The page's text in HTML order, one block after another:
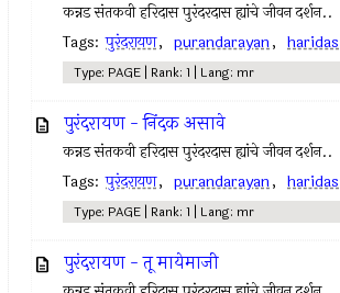
कन्नड संतकवी हरिदास पुरंदरदास ह्यांचे जीवन दर्शन..
Tags: पुरंदरायण, purandarayan, haridas
Type: PAGE | Rank: 1 | Lang: mr
पुरंदरायण - निंदक असावे
कन्नड संतकवी हरिदास पुरंदरदास ह्यांचे जीवन दर्शन..
Tags: पुरंदरायण, purandarayan, haridas
Type: PAGE | Rank: 1 | Lang: mr
पुरंदरायण - तू मायेमाजी